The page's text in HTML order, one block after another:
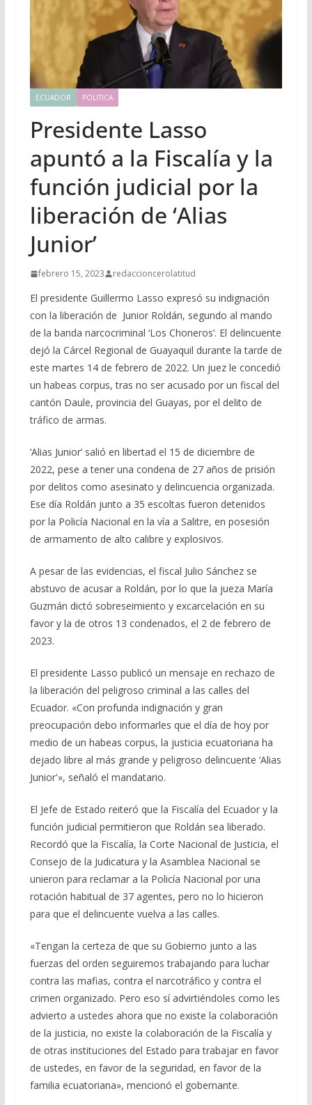
ECUADOR POLITICA
Presidente Lasso
apuntó a la Fiscalía y la
función judicial por la
liberación de ‘Alias
Junior’
febrero 15, 2023 redaccioncerolatitud
El presidente Guillermo Lasso expresó su indignación
con la liberación de Junior Roldán, segundo al mando
de la banda narcocriminal ‘Los Choneros’. El delincuente
dejó la Cárcel Regional de Guayaquil durante la tarde de
este martes 14 de febrero de 2022. Un juez le concedió
un habeas corpus, tras no ser acusado por un fiscal del
cantón Daule, provincia del Guayas, por el delito de
tráfico de armas.
‘Alias Junior’ salió en libertad el 15 de diciembre de
2022, pese a tener una condena de 27 años de prisión
por delitos como asesinato y delincuencia organizada.
Ese día Roldán junto a 35 escoltas fueron detenidos
por la Policía Nacional en la vía a Salitre, en posesión
de armamento de alto calibre y explosivos.
A pesar de las evidencias, el fiscal Julio Sánchez se
abstuvo de acusar a Roldán, por lo que la jueza María
Guzmán dictó sobreseimiento y excarcelación en su
favor y la de otros 13 condenados, el 2 de febrero de
2023.
El presidente Lasso publicó un mensaje en rechazo de
la liberación del peligroso criminal a las calles del
Ecuador. «Con profunda indignación y gran
preocupación debo informarles que el día de hoy por
medio de un habeas corpus, la justicia ecuatoriana ha
dejado libre al más grande y peligroso delincuente ‘Alias
Junior'», señaló el mandatario.
El Jefe de Estado reiteró que la Fiscalía del Ecuador y la
función judicial permitieron que Roldán sea liberado.
Recordó que la Fiscalía, la Corte Nacional de Justicia, el
Consejo de la Judicatura y la Asamblea Nacional se
unieron para reclamar a la Policía Nacional por una
rotación habitual de 37 agentes, pero no lo hicieron
para que el delincuente vuelva a las calles.
«Tengan la certeza de que su Gobierno junto a las
fuerzas del orden seguiremos trabajando para luchar
contra las mafias, contra el narcotráfico y contra el
crimen organizado. Pero eso sí advirtiéndoles como les
advierto a ustedes ahora que no existe la colaboración
de la justicia, no existe la colaboración de la Fiscalía y
de otras instituciones del Estado para trabajar en favor
de ustedes, en favor de la seguridad, en favor de la
familia ecuatoriana», mencionó el gobernante.